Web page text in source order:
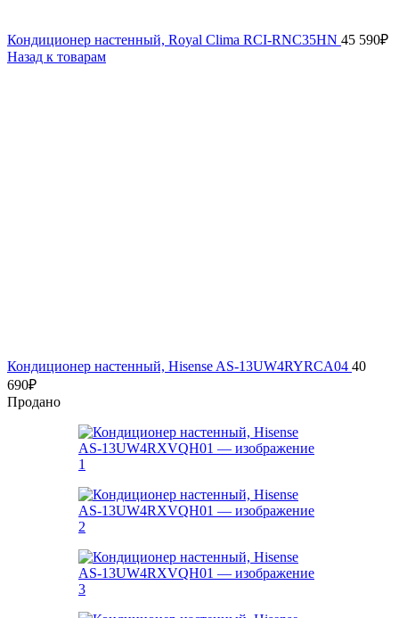
Кондиционер настенный, Royal Clima RCI-RNC35HN 45 590₽
Назад к товарам
Кондиционер настенный, Hisense AS-13UW4RYRCA04 40
690₽
Продано